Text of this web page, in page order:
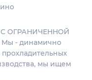
С ОГРАНИЧЕННОЙ
- динамично
мы ищем